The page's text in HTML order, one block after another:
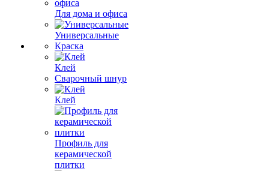
Для дома и офиса
Универсальные
Краска
Клей
Сварочный шнур
Клей
Профиль для
керамической
плитки